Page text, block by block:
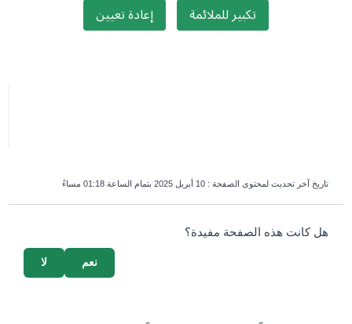
تكبير للملائمة إعادة تعيين
تاريخ آخر تحديث لمحتوى الصفحة : 10 أبريل 2025 بتمام الساعة 01:18 مساءً
survey_v2
هل كانت هذه الصفحة مفيدة؟
لا نعم